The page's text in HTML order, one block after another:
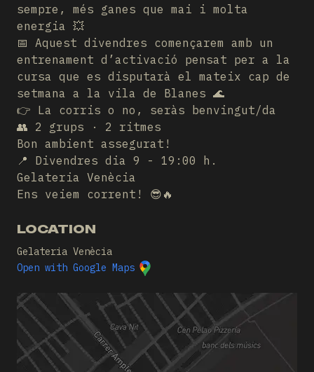
sempre, més ganes que mai i molta
energia 💥
📅 Aquest divendres començarem amb un
entrenament d’activació pensat per a la
cursa que es disputarà el mateix cap de
setmana a la vila de Blanes 🌊
👉 La corris o no, seràs benvingut/da
👥 2 grups · 2 ritmes
Bon ambient assegurat!
📍 Divendres dia 9 - 19:00 h.
Gelateria Venècia
Ens veiem corrent! 😎🔥
LOCATION
Gelateria Venècia
Open with Google Maps